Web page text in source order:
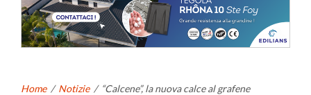
Home / Notizie / “Calcene”, la nuova calce al grafene